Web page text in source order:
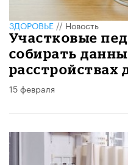
ЗДОРОВЬЕ//Новость
Участковые
собирать
расстройствах
15 февраля